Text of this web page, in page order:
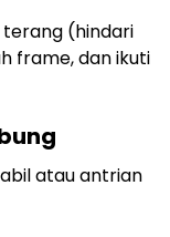
terang (hindari
frame, dan ikuti
atau antrian